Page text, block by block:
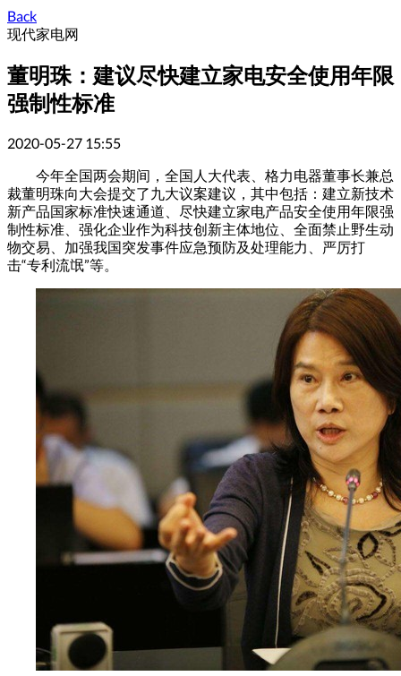
Back
现代家电网
董明珠：建议尽快建立家电安全使用年限
强制性标准
2020-05-27 15:55
今年全国两会期间，全国人大代表、 格力电器董事长兼总
裁董明珠向大会提交了九大议案建议，其中包括：建立新技术
新产品国家标准快速通道、尽快建立家电产品安全使用年限强
制性标准、强化企业作为科技创新主体地位、全面禁止野生动
物交易、加强我国突发事件应急预防及处理能力、严厉打
击“专利流氓”等。